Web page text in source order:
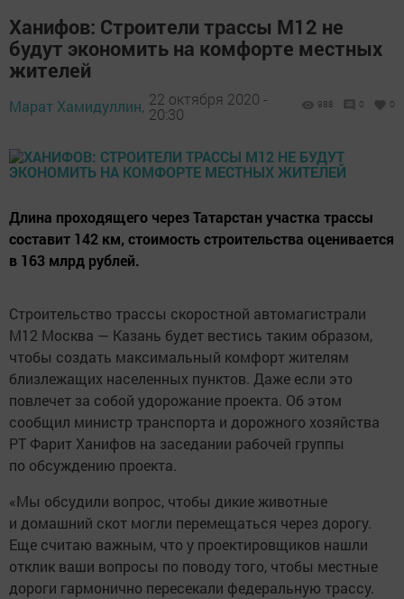
Ханифов: Строители трассы М12 не
будут экономить на комфорте местных
жителей
Марат Хамидуллин, 22 октября 2020 -
20:30
988 0 0
Длина проходящего через Татарстан участка трассы
составит 142 км, стоимость строительства оценивается
в 163 млрд рублей.
Строительство трассы скоростной автомагистрали
М12 Москва — Казань будет вестись таким образом,
чтобы создать максимальный комфорт жителям
близлежащих населенных пунктов. Даже если это
повлечет за собой удорожание проекта. Об этом
сообщил министр транспорта и дорожного хозяйства
РТ Фарит Ханифов на заседании рабочей группы
по обсуждению проекта.
«Мы обсудили вопрос, чтобы дикие животные
и домашний скот могли перемещаться через дорогу.
Еще считаю важным, что у проектировщиков нашли
отклик ваши вопросы по поводу того, чтобы местные
дороги гармонично пересекали федеральную трассу.